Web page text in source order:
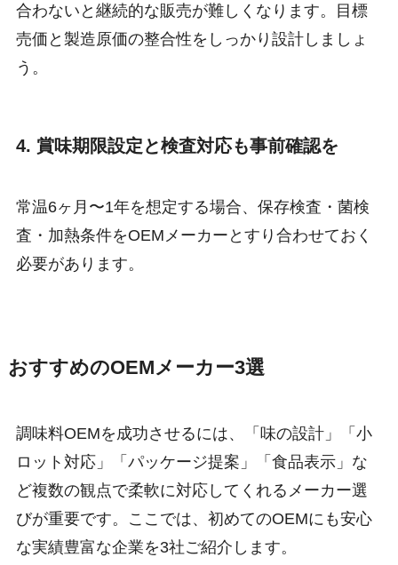
合わないと継続的な販売が難しくなります。目標
売価と製造原価の整合性をしっかり設計しましょ
う。
4. 賞味期限設定と検査対応も事前確認を
常温6ヶ月〜1年を想定する場合、保存検査・菌検
査・加熱条件をOEMメーカーとすり合わせておく
必要があります。
おすすめのOEMメーカー3選
調味料OEMを成功させるには、「味の設計」「小
ロット対応」「パッケージ提案」「食品表示」な
ど複数の観点で柔軟に対応してくれるメーカー選
びが重要です。ここでは、初めてのOEMにも安心
な実績豊富な企業を3社ご紹介します。